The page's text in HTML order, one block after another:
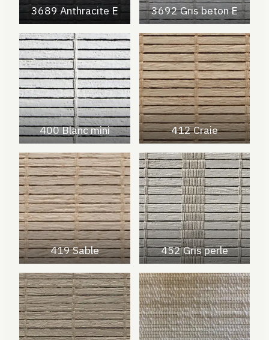
3689 Anthracite E 3692 Gris beton E
400 Blanc mini 412 Craie
419 Sable 452 Gris perle